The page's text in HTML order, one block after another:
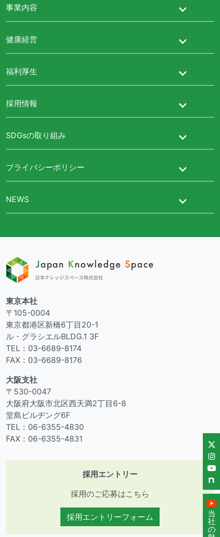
事業内容
健康経営
福利厚生
採用情報
SDGsの取り組み
プライバシーポリシー
NEWS
東京本社
〒105-0004
東京都港区新橋6丁目20-1
ル・グラシエルBLDG.1 3F
TEL：03-6689-8174
FAX：03-6689-8176
大阪支社
〒530-0047
大阪府大阪市北区西天満2丁目6-8
堂島ビルヂング6F
TEL：06-6355-4830
FAX：06-6355-4831
採用エントリー
採用のご応募はこちら
採用エントリーフォーム
当
社
の